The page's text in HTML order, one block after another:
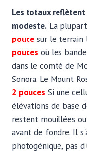
Les totaux
modeste. La
pouce sur le terrain
pouces où les
dans le comté de
Sonora. Le Mount
2 pouces Si une
élévations de base
restent mouillées
avant de fondre. Il
photogénique, pas